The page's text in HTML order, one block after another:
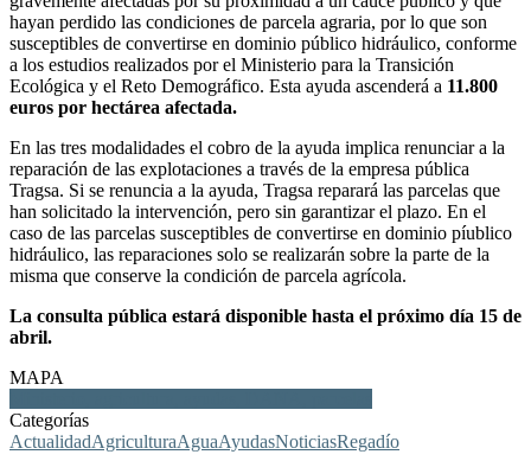
hayan perdido las condiciones de parcela agraria, por lo que son
susceptibles de convertirse en dominio público hidráulico, conforme
a los estudios realizados por el Ministerio para la Transición
Ecológica y el Reto Demográfico. Esta ayuda ascenderá a 11.800
euros por hectárea afectada.
En las tres modalidades el cobro de la ayuda implica renunciar a la
reparación de las explotaciones a través de la empresa pública
Tragsa. Si se renuncia a la ayuda, Tragsa reparará las parcelas que
han solicitado la intervención, pero sin garantizar el plazo. En el
caso de las parcelas susceptibles de convertirse en dominio píublico
hidráulico, las reparaciones solo se realizarán sobre la parte de la
misma que conserve la condición de parcela agrícola.
La consulta pública estará disponible hasta el próximo día 15 de
abril.
MAPA
Categorías
ActualidadAgriculturaAguaAyudasNoticiasRegadío